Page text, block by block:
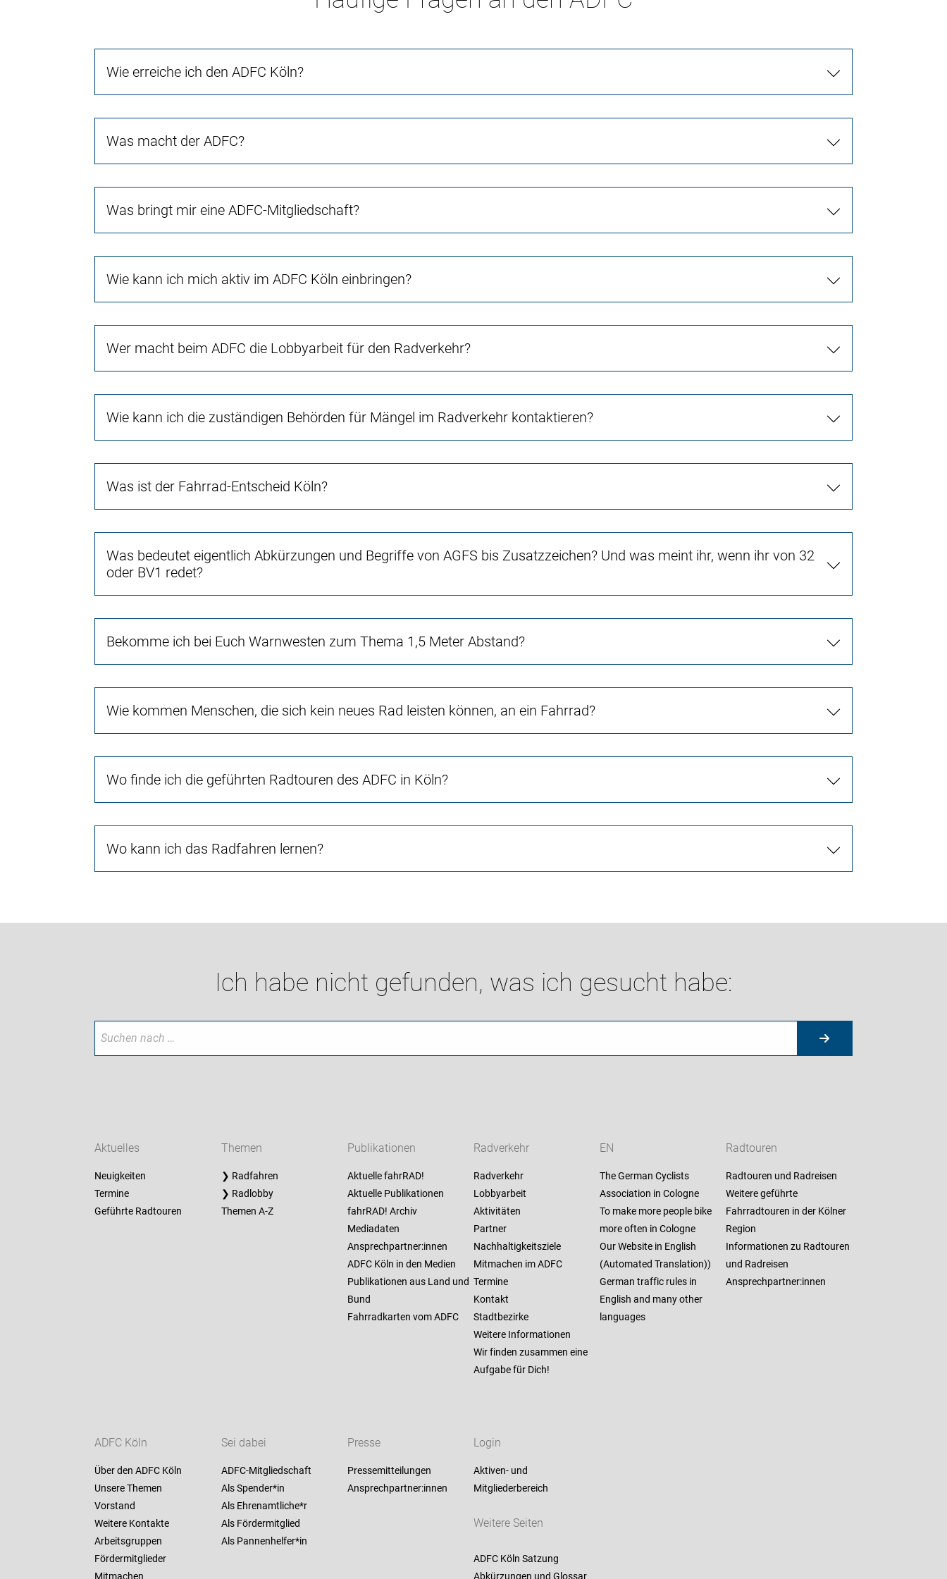
Wie erreiche ich den ADFC Köln?
Was macht der ADFC?
Was bringt mir eine ADFC-Mitgliedschaft?
Wie kann ich mich aktiv im ADFC Köln einbringen?
Wer macht beim ADFC die Lobbyarbeit für den Radverkehr?
Wie kann ich die zuständigen Behörden für Mängel im Radverkehr kontaktieren?
Was ist der Fahrrad-Entscheid Köln?
Was bedeutet eigentlich Abkürzungen und Begriffe von AGFS bis Zusatzzeichen? Und was meint ihr, wenn ihr von 32
oder BV1 redet?
Bekomme ich bei Euch Warnwesten zum Thema 1,5 Meter Abstand?
Wie kommen Menschen, die sich kein neues Rad leisten können, an ein Fahrrad?
Wo finde ich die geführten Radtouren des ADFC in Köln?
Wo kann ich das Radfahren lernen?
Ich habe nicht gefunden, was ich gesucht habe:
Aktuelles
Neuigkeiten
Termine
Geführte Radtouren
Themen
❯ Radfahren
❯ Radlobby
Themen A-Z
Publikationen
Aktuelle fahrRAD!
Aktuelle Publikationen
fahrRAD! Archiv
Mediadaten
Ansprechpartner:innen
ADFC Köln in den Medien
Publikationen aus Land und
Bund
Fahrradkarten vom ADFC
Radverkehr
Radverkehr
Lobbyarbeit
Aktivitäten
Partner
Nachhaltigkeitsziele
Mitmachen im ADFC
Termine
Kontakt
Stadtbezirke
Weitere Informationen
Wir finden zusammen eine
Aufgabe für Dich!
EN
The German Cyclists
Association in Cologne
To make more people bike
more often in Cologne
Our Website in English
(Automated Translation))
German traffic rules in
English and many other
languages
Radtouren
Radtouren und Radreisen
Weitere geführte
Fahrradtouren in der Kölner
Region
Informationen zu Radtouren
und Radreisen
Ansprechpartner:innen
ADFC Köln
Über den ADFC Köln
Unsere Themen
Vorstand
Weitere Kontakte
Arbeitsgruppen
Fördermitglieder
Mitmachen
Sei dabei
ADFC-Mitgliedschaft
Als Spender*in
Als Ehrenamtliche*r
Als Fördermitglied
Als Pannenhelfer*in
Presse
Pressemitteilungen
Ansprechpartner:innen
Login
Aktiven- und
Mitgliederbereich
Weitere Seiten
ADFC Köln Satzung
Abkürzungen und Glossar